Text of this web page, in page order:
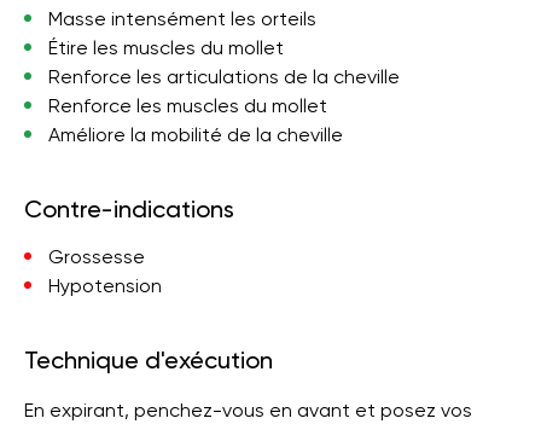
Masse intensément les orteils
Étire les muscles du mollet
Renforce les articulations de la cheville
Renforce les muscles du mollet
Améliore la mobilité de la cheville
Contre-indications
Grossesse
Hypotension
Technique d'exécution
En expirant, penchez-vous en avant et posez vos